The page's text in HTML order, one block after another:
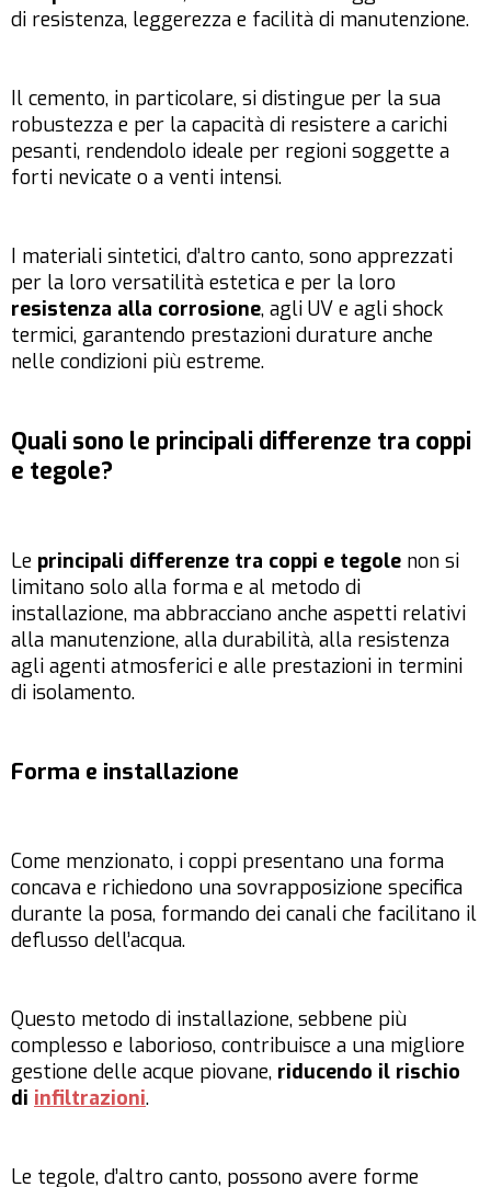
di resistenza, leggerezza e facilità di manutenzione.
Il cemento, in particolare, si distingue per la sua
robustezza e per la capacità di resistere a carichi
pesanti, rendendolo ideale per regioni soggette a
forti nevicate o a venti intensi.
I materiali sintetici, d’altro canto, sono apprezzati
per la loro versatilità estetica e per la loro
resistenza alla corrosione, agli UV e agli shock
termici, garantendo prestazioni durature anche
nelle condizioni più estreme.
Quali sono le principali differenze tra coppi
e tegole?
Le principali differenze tra coppi e tegole non si
limitano solo alla forma e al metodo di
installazione, ma abbracciano anche aspetti relativi
alla manutenzione, alla durabilità, alla resistenza
agli agenti atmosferici e alle prestazioni in termini
di isolamento.
Forma e installazione
Come menzionato, i coppi presentano una forma
concava e richiedono una sovrapposizione specifica
durante la posa, formando dei canali che facilitano il
deflusso dell’acqua.
Questo metodo di installazione, sebbene più
complesso e laborioso, contribuisce a una migliore
gestione delle acque piovane, riducendo il rischio
di infiltrazioni.
Le tegole, d’altro canto, possono avere forme